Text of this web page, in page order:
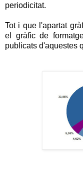
periodicitat.
Tot i que l'apartat
el gràfic de
publicats d'aquestes